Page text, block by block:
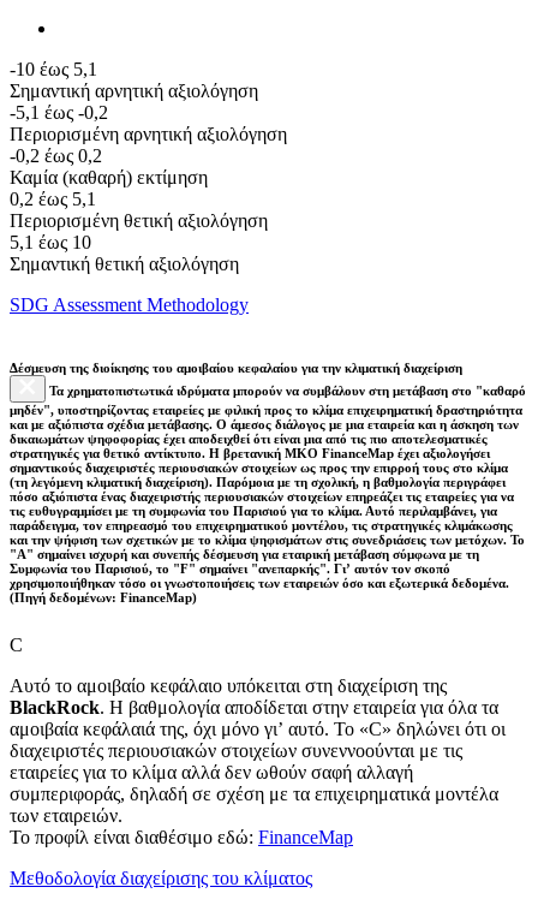
-10 έως 5,1
Σημαντική αρνητική αξιολόγηση
-5,1 έως -0,2
Περιορισμένη αρνητική αξιολόγηση
-0,2 έως 0,2
Καμία (καθαρή) εκτίμηση
0,2 έως 5,1
Περιορισμένη θετική αξιολόγηση
5,1 έως 10
Σημαντική θετική αξιολόγηση
SDG Assessment Methodology
Δέσμευση της διοίκησης του αμοιβαίου κεφαλαίου για την κλιματική διαχείριση
Τα χρηματοπιστωτικά ιδρύματα μπορούν να συμβάλουν στη μετάβαση στο "καθαρό
μηδέν", υποστηρίζοντας εταιρείες με φιλική προς το κλίμα επιχειρηματική δραστηριότητα
και με αξιόπιστα σχέδια μετάβασης. Ο άμεσος διάλογος με μια εταιρεία και η άσκηση των
δικαιωμάτων ψηφοφορίας έχει αποδειχθεί ότι είναι μια από τις πιο αποτελεσματικές
στρατηγικές για θετικό αντίκτυπο. Η βρετανική ΜΚΟ FinanceMap έχει αξιολογήσει
σημαντικούς διαχειριστές περιουσιακών στοιχείων ως προς την επιρροή τους στο κλίμα
(τη λεγόμενη κλιματική διαχείριση). Παρόμοια με τη σχολική, η βαθμολογία περιγράφει
πόσο αξιόπιστα ένας διαχειριστής περιουσιακών στοιχείων επηρεάζει τις εταιρείες για να
τις ευθυγραμμίσει με τη συμφωνία του Παρισιού για το κλίμα. Αυτό περιλαμβάνει, για
παράδειγμα, τον επηρεασμό του επιχειρηματικού μοντέλου, τις στρατηγικές κλιμάκωσης
και την ψήφιση των σχετικών με το κλίμα ψηφισμάτων στις συνεδριάσεις των μετόχων. Το
"Α" σημαίνει ισχυρή και συνεπής δέσμευση για εταιρική μετάβαση σύμφωνα με τη
Συμφωνία του Παρισιού, το "F" σημαίνει "ανεπαρκής". Γι’ αυτόν τον σκοπό
χρησιμοποιήθηκαν τόσο οι γνωστοποιήσεις των εταιρειών όσο και εξωτερικά δεδομένα.
(Πηγή δεδομένων: FinanceMap)
C
Αυτό το αμοιβαίο κεφάλαιο υπόκειται στη διαχείριση της
BlackRock. Η βαθμολογία αποδίδεται στην εταιρεία για όλα τα
αμοιβαία κεφάλαιά της, όχι μόνο γι’ αυτό. Το «C» δηλώνει ότι οι
διαχειριστές περιουσιακών στοιχείων συνεννοούνται με τις
εταιρείες για το κλίμα αλλά δεν ωθούν σαφή αλλαγή
συμπεριφοράς, δηλαδή σε σχέση με τα επιχειρηματικά μοντέλα
των εταιρειών.
Το προφίλ είναι διαθέσιμο εδώ: FinanceMap
Μεθοδολογία διαχείρισης του κλίματος